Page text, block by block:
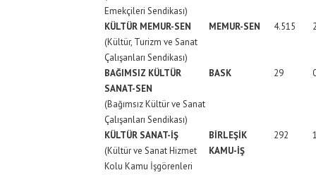
Emekçileri Sendikası)
KÜLTÜR MEMUR-SEN
MEMUR-SEN 4.515
(Kültür, Turizm ve Sanat
Çalışanları Sendikası)
BAĞIMSIZ KÜLTÜR
SANAT-SEN
BASK 29
(Bağımsız Kültür ve Sanat
Çalışanları Sendikası)
KÜLTÜR SANAT-İŞ
BİRLEŞİK
KAMU-İŞ
292
(Kültür ve Sanat Hizmet
Kolu Kamu İşgörenleri